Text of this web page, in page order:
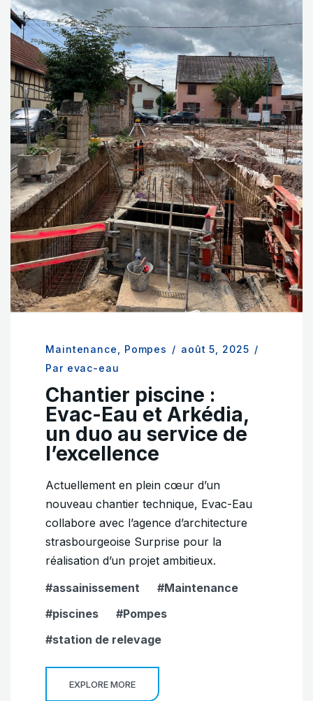
Maintenance Pompes / août 5, 2025 /
Par evac-eau
Chantier piscine :
Evac-Eau et Arkédia,
un duo au service de
l’excellence
Actuellement en plein cœur d’un
nouveau chantier technique, Evac-Eau
collabore avec l’agence d’architecture
strasbourgeoise Surprise pour la
réalisation d’un projet ambitieux.
assainissement
Maintenance
piscines
Pompes
station de relevage
EXPLORE MORE